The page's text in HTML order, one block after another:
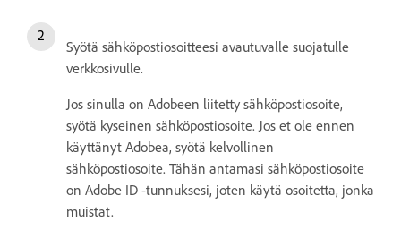
Syötä sähköpostiosoitteesi avautuvalle suojatulle
verkkosivulle.
Jos sinulla on Adobeen liitetty sähköpostiosoite,
syötä kyseinen sähköpostiosoite. Jos et ole ennen
käyttänyt Adobea, syötä kelvollinen
sähköpostiosoite. Tähän antamasi sähköpostiosoite
on Adobe ID -tunnuksesi, joten käytä osoitetta, jonka
muistat.